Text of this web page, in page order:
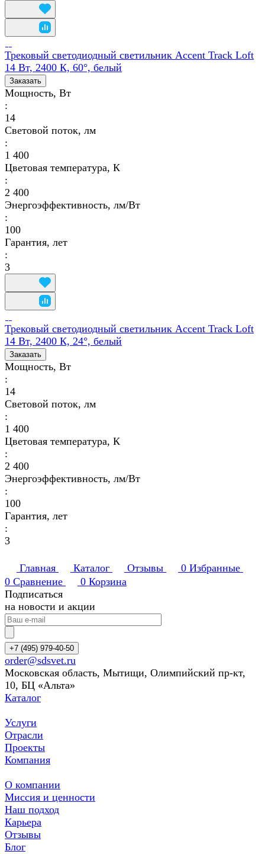
Трековый светодиодный светильник Accent Track Loft
14 Вт, 2400 К, 60°, белый
Заказать
Мощность, Вт
:
14
Световой поток, лм
:
1 400
Цветовая температура, К
:
2 400
Энергоэффективность, лм/Вт
:
100
Гарантия, лет
:
3
Трековый светодиодный светильник Accent Track Loft
14 Вт, 2400 К, 24°, белый
Заказать
Мощность, Вт
:
14
Световой поток, лм
:
1 400
Цветовая температура, К
:
2 400
Энергоэффективность, лм/Вт
:
100
Гарантия, лет
:
3
Главная Каталог Отзывы 0 Избранные
0 Сравнение 0 Корзина
Подписаться
на новости и акции
+7 (495) 979-40-50
order@sdsvet.ru
Московская область, Мытищи, Олимпийский пр-кт,
10, БЦ «Альта»
Каталог
Услуги
Отрасли
Проекты
Компания
О компании
Миссия и ценности
Наш подход
Карьера
Отзывы
Блог